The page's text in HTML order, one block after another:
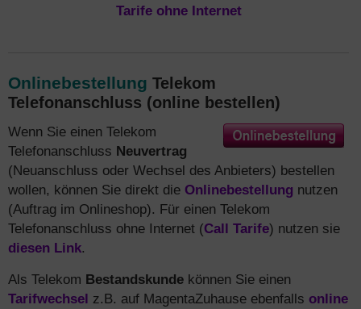
Tarife ohne Internet
Onlinebestellung Telekom
Telefonanschluss (online bestellen)
Wenn Sie einen Telekom
Telefonanschluss Neuvertrag
(Neuanschluss oder Wechsel des Anbieters) bestellen
wollen, können Sie direkt die Onlinebestellung nutzen
(Auftrag im Onlineshop). Für einen Telekom
Telefonanschluss ohne Internet (Call Tarife) nutzen sie
diesen Link.
Als Telekom Bestandskunde können Sie einen
Tarifwechsel z.B. auf MagentaZuhause ebenfalls online